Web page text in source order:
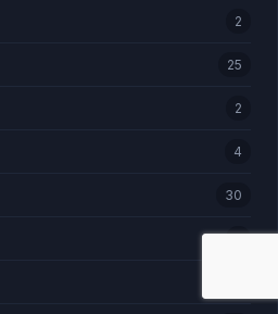
2
25
2
4
30
5